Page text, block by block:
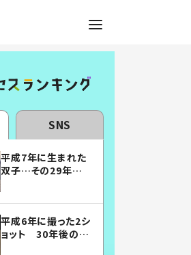
SNS
平成7年に生まれた
双子…その29年後
平成6年に撮った2シ
ョット 30年後の姿